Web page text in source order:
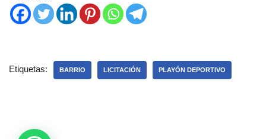
Etiquetas: BARRIO LICITACIÓN PLAYÓN DEPORTIVO